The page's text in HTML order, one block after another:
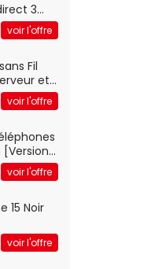
3
avec
voir l'offre
Fil
et
Point
voir l'offre
[Version
voir l'offre
15 Noir
voir l'offre